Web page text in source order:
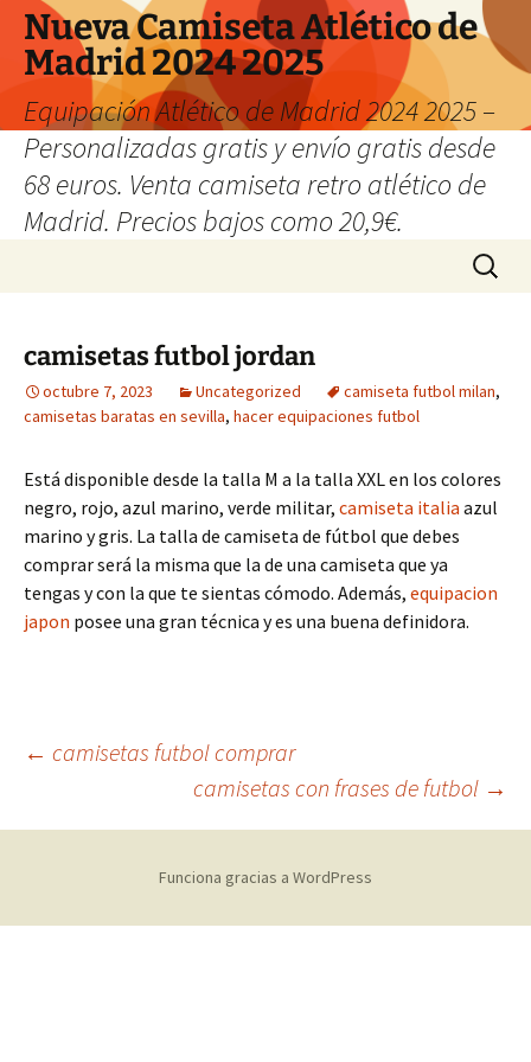
Nueva Camiseta Atlético de
Madrid 2024 2025
Equipación Atlético de Madrid 2024 2025 –
Personalizadas gratis y envío gratis desde
68 euros. Venta camiseta retro atlético de
Madrid. Precios bajos como 20,9€.
Buscar:
camisetas futbol jordan
octubre 7, 2023 Uncategorized camiseta futbol milan,
camisetas baratas en sevilla, hacer equipaciones futbol
Está disponible desde la talla M a la talla XXL en los colores
negro, rojo, azul marino, verde militar, camiseta italia azul
marino y gris. La talla de camiseta de fútbol que debes
comprar será la misma que la de una camiseta que ya
tengas y con la que te sientas cómodo. Además, equipacion
japon posee una gran técnica y es una buena definidora.
Navegación
de
entradas
← camisetas futbol comprar
camisetas con frases de futbol →
Funciona gracias a WordPress